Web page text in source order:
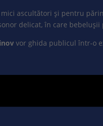
ascultători și pentru
delicat, în care
vor ghida publicul într-o